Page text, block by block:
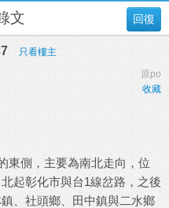
回復
文
只看樓主
原po
收藏
東側，主要為南北走向，位
起彰化市與台1線岔路，之後
、社頭鄉、田中鎮與二水鄉